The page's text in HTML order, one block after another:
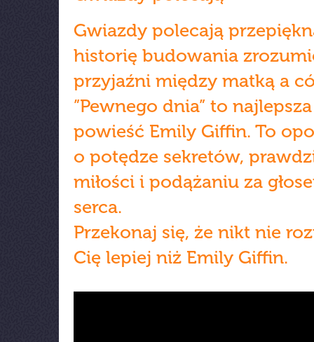
Gwiazdy polecają
historię budowania
przyjaźni między matką a
”Pewnego dnia” to najlepsza
powieść Emily Giffin. To
o potędze sekretów,
miłości i podążaniu za
serca.
Przekonaj się, że nikt nie
Cię lepiej niż Emily Giffin.